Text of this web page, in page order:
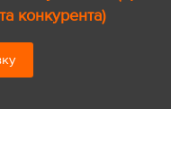
конкурента)